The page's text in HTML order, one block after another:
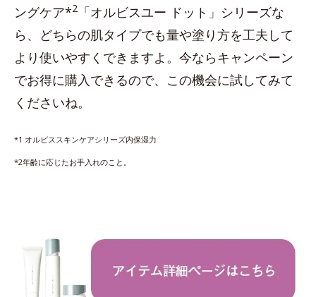
ングケア*2 「オルビスユー ドット」シリーズな
ら、どちらの肌タイプでも量や塗り方を工夫して
より使いやすくできますよ。今ならキャンペーン
でお得に購入できるので、この機会に試してみて
くださいね。
*1 オルビススキンケアシリーズ内保湿力
*2年齢に応じたお手入れのこと。